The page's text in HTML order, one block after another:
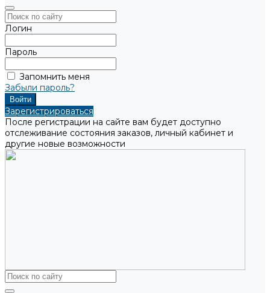
Логин
Пароль
Запомнить меня
Забыли пароль?
Зарегистрироваться
После регистрации на сайте вам будет доступно
отслеживание состояния заказов, личный кабинет и
другие новые возможности